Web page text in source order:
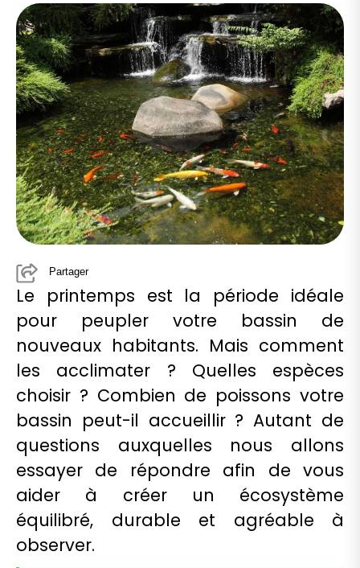
Partager
Le printemps est la période idéale
pour peupler votre bassin de
nouveaux habitants. Mais comment
les acclimater ? Quelles espèces
choisir ? Combien de poissons votre
bassin peut-il accueillir ? Autant de
questions auxquelles nous allons
essayer de répondre afin de vous
aider à créer un écosystème
équilibré, durable et agréable à
observer.